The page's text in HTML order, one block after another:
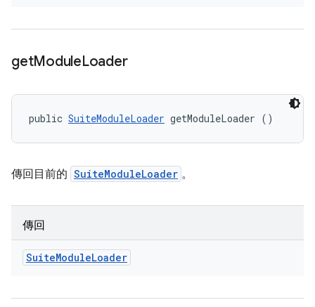
getModuleLoader
public SuiteModuleLoader getModuleLoader ()
傳回目前的 SuiteModuleLoader 。
傳回
SuiteModuleLoader